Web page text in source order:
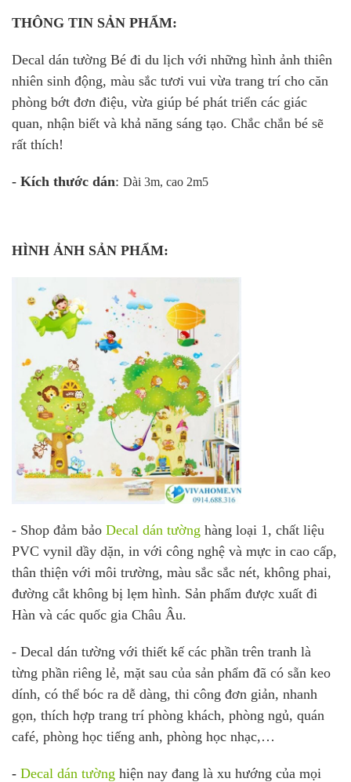
THÔNG TIN SẢN PHẨM:
Decal dán tường Bé đi du lịch với những hình ảnh thiên
nhiên sinh động, màu sắc tươi vui vừa trang trí cho căn
phòng bớt đơn điệu, vừa giúp bé phát triển các giác
quan, nhận biết và khả năng sáng tạo. Chắc chắn bé sẽ
rất thích!
- Kích thước dán: Dài 3m, cao 2m5
HÌNH ẢNH SẢN PHẨM:
- Shop đảm bảo Decal dán tường hàng loại 1, chất liệu
PVC vynil dầy dặn, in với công nghệ và mực in cao cấp,
thân thiện với môi trường, màu sắc sắc nét, không phai,
đường cắt không bị lẹm hình. Sản phẩm được xuất đi
Hàn và các quốc gia Châu Âu.
- Decal dán tường với thiết kế các phần trên tranh là
từng phần riêng lẻ, mặt sau của sản phẩm đã có sẵn keo
dính, có thể bóc ra dễ dàng, thi công đơn giản, nhanh
gọn, thích hợp trang trí phòng khách, phòng ngủ, quán
café, phòng học tiếng anh, phòng học nhạc,…
- Decal dán tường hiện nay đang là xu hướng của mọi